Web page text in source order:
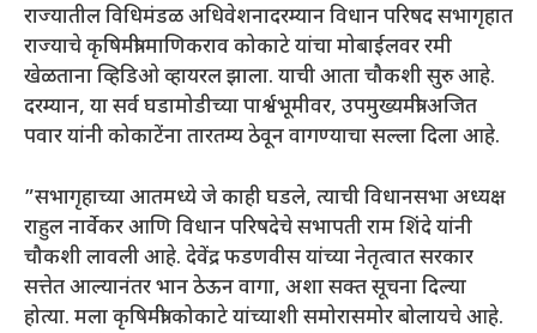
राज्यातील विधिमंडळ अधिवेशनादरम्यान विधान परिषद सभागृहात
राज्याचे कृषिमंत्री माणिकराव कोकाटे यांचा मोबाईलवर रमी
खेळताना व्हिडिओ व्हायरल झाला. याची आता चौकशी सुरु आहे.
दरम्यान, या सर्व घडामोडीच्या पार्श्वभूमीवर, उपमुख्यमंत्री अजित
पवार यांनी कोकाटेंना तारतम्य ठेवून वागण्याचा सल्ला दिला आहे.
”सभागृहाच्या आतमध्ये जे काही घडले, त्याची विधानसभा अध्यक्ष
राहुल नार्वेकर आणि विधान परिषदेचे सभापती राम शिंदे यांनी
चौकशी लावली आहे. देवेंद्र फडणवीस यांच्या नेतृत्वात सरकार
सत्तेत आल्यानंतर भान ठेऊन वागा, अशा सक्त सूचना दिल्या
होत्या. मला कृषिमंत्री कोकाटे यांच्याशी समोरासमोर बोलायचे आहे.